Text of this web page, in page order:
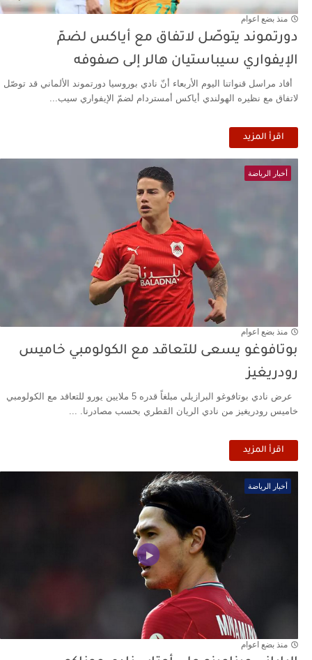
منذ بضع اعوام
دورتموند يتوصّل لاتفاق مع أياكس لضمّ
الإيفواري سيباستيان هالر إلى صفوفه
أفاد مراسل قنواتنا اليوم الأربعاء أنّ نادي بوروسيا دورتموند الألماني قد توصّل
لاتفاق مع نظيره الهولندي أياكس أمستردام لضمّ الإيفواري سيب...
اقرأ المزيد
أخبار الرياضة
منذ بضع اعوام
بوتافوغو يسعى للتعاقد مع الكولومبي خاميس
رودريغيز
عرض نادي بوتافوغو البرازيلي مبلغاً قدره 5 ملايين يورو للتعاقد مع الكولومبي
خاميس رودريغيز من نادي الريان القطري بحسب مصادرنا. ...
اقرأ المزيد
أخبار الرياضة
منذ بضع اعوام